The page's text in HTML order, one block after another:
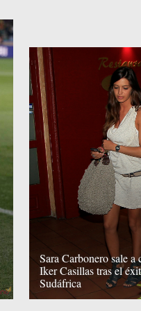
Sara Carbonero sale a
Iker Casillas tras el
Sudáfrica